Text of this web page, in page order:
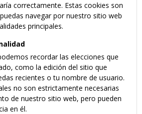
correctamente. Estas cookies son
navegar por nuestro sitio web
principales.
recordar las elecciones que
como la edición del sitio que
recientes o tu nombre de usuario.
no son estrictamente necesarias
de nuestro sitio web, pero pueden
en él.